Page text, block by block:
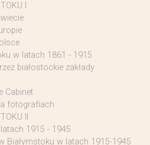
I
w latach 1861 - 1915
białostockie zakłady
Cabinet
fotografiach
II
1915 - 1945
Białymstoku w latach 1915-1945